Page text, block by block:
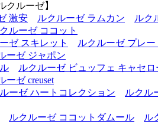
ルーゼ】
激安 ルクルーゼ ラムカン
ルク
ルーゼ ココット
ゼ スキレット
ルクルーゼ プレ
ーゼ ジャポン
ルクルーゼ ビュッフェ キャセロ
ーゼ creuset
ーゼ ハートコレクション
ルクル
ルクルーゼ ココットダムール
ル